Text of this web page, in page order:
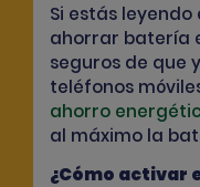
Si estás
ahorrar batería
seguros de que
teléfonos
ahorro
al máximo la
¿Cómo activar